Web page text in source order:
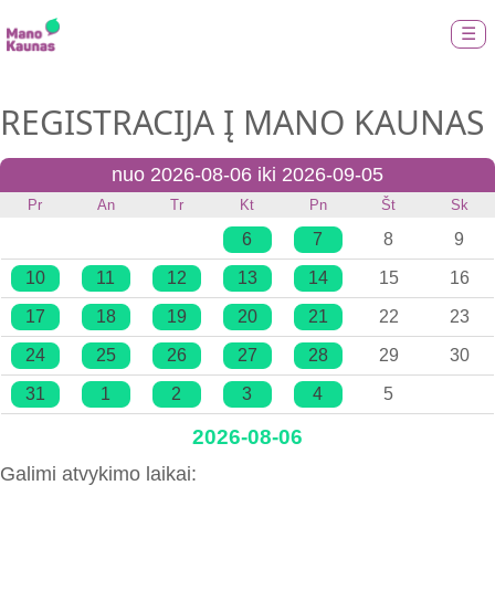
☰
REGISTRACIJA Į MANO KAUNAS
nuo 2026-08-06 iki 2026-09-05
Pr An Tr Kt Pn Št Sk
6 7 8 9
10 11 12 13 14 15 16
17 18 19 20 21 22 23
24 25 26 27 28 29 30
31 1 2 3 4 5
2026-08-06
Galimi atvykimo laikai: